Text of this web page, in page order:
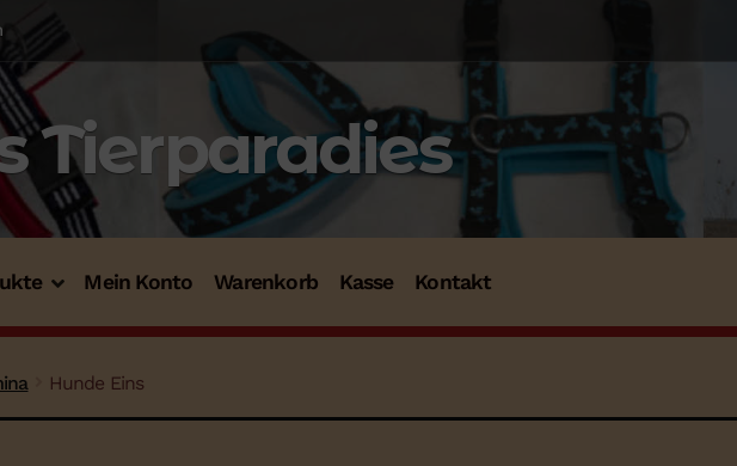
Tierparadies
Mein Konto Warenkorb Kasse Kontakt
Hunde Eins